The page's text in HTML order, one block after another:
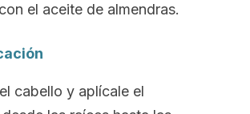
el aceite de almendras.
cabello y aplícale el